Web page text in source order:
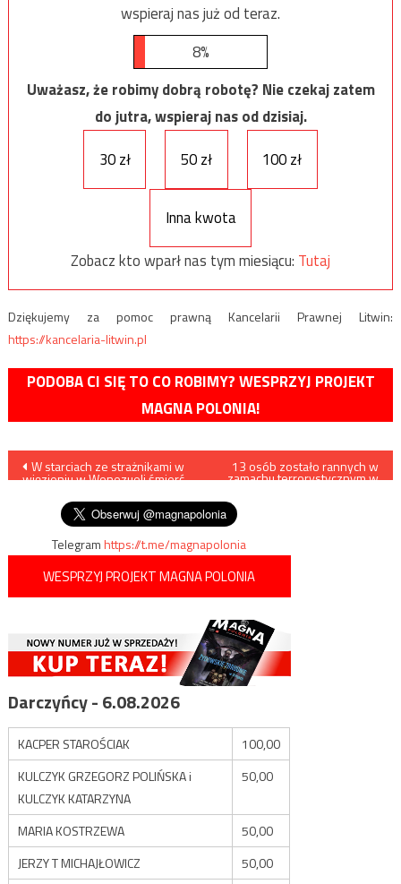
wspieraj nas już od teraz.
8%
Uważasz, że robimy dobrą robotę? Nie czekaj zatem
do jutra, wspieraj nas od dzisiaj.
30 zł
50 zł 100 zł
Inna kwota
Zobacz kto wparł nas tym miesiącu: Tutaj
Dziękujemy za pomoc prawną Kancelarii Prawnej Litwin:
https://kancelaria-litwin.pl
PODOBA CI SIĘ TO CO ROBIMY? WESPRZYJ PROJEKT
MAGNA POLONIA!
Nawigacja
wpisu
W starciach ze strażnikami w
więzieniu w Wenezueli śmierć
13 osób zostało rannych w
zamachu terrorystycznym w
Telegramhttps://t.me/magnapolonia
WESPRZYJ PROJEKT MAGNA POLONIA
Darczyńcy - 6.08.2026
KACPER STAROŚCIAK
100,00
KULCZYK GRZEGORZ POLIŃSKA i
KULCZYK KATARZYNA
50,00
MARIA KOSTRZEWA
50,00
JERZY T MICHAJŁOWICZ
50,00